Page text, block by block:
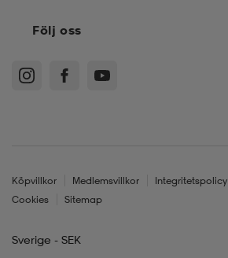
Följ oss
Köpvillkor Medlemsvillkor Integritetspolicy
Cookies
Sitemap
Sverige - SEK